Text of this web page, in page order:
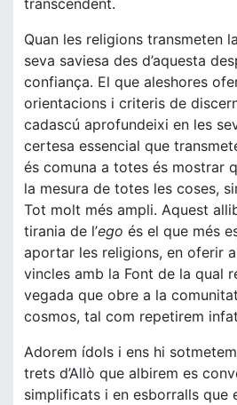
transcendent.
Quan les religions transmeten
seva saviesa des d’aquesta
confiança. El que aleshores
orientacions i criteris de
cadascú aprofundeixi en les
certesa essencial que
és comuna a totes és mostrar
la mesura de totes les coses,
Tot molt més ampli. Aquest
tirania de l’ego és el que més
aportar les religions, en oferir
vincles amb la Font de la qual
vegada que obre a la
cosmos, tal com repetirem
Adorem ídols i ens hi
trets d’Allò que albirem es
simplificats i en esborralls que